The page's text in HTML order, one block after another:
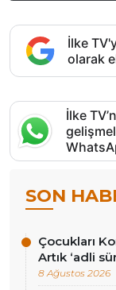
İlke
olarak
İlke
SON
Çocukları
Artık ‘adli
8 Ağustos 2026